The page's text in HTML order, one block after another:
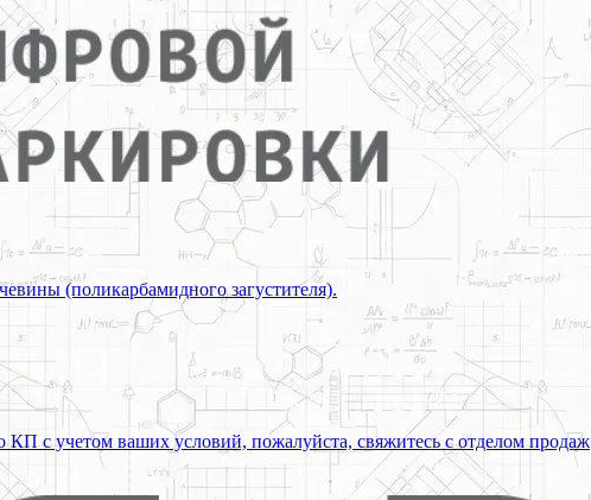
(поликарбамидного загустителя).
с учетом ваших условий, пожалуйста, свяжитесь с отделом продаж